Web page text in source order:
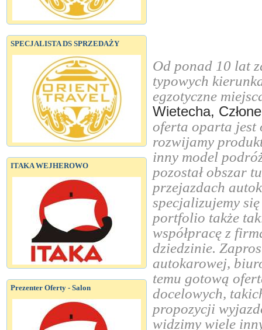
SPECJALISTA DS SPRZEDAŻY
ITAKA WEJHEROWO
Prezenter Oferty - Salon
Od ponad 10 lat
typowych
egzotyczne
Wietecha,
oferta oparta jest
rozwijamy
inny model
pozostał obszar
przejazdach
specjalizujemy
portfolio także
współpracę z
dziedzinie.
autokarowej,
temu gotową
docelowych,
propozycji
widzimy wiele